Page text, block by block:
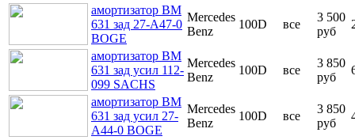
амортизатор ВМ
631 зад 27-А47-0
BOGE
Mercedes
Benz
100D все
3 500
руб
амортизатор ВМ
631 зад усил 112-
099 SACHS
Mercedes
Benz
100D все
3 850
руб
амортизатор ВМ
631 зад усил 27-
A44-0 BOGE
Mercedes
Benz
100D все
3 850
руб